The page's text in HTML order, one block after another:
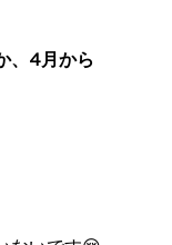
、4月から